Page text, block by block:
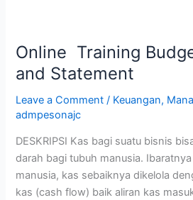
Online Training
and Statement
Leave a Comment / Keuangan,
admpesonajc
DESKRIPSI Kas bagi suatu bisnis
darah bagi tubuh manusia.
manusia, kas sebaiknya dikelola
kas (cash flow) baik aliran kas
Online
Training
Budget
Cashflow
and
Statement